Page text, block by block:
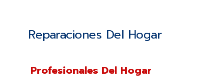
Reparaciones Del Hogar
Profesionales Del Hogar